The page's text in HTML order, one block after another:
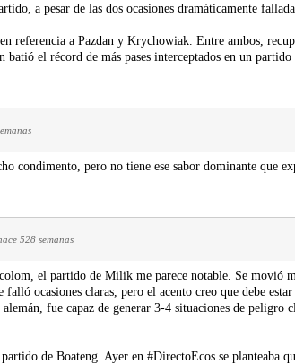
a pesar de las dos ocasiones dramáticamente
referencia a Pazdan y Krychowiak. Entre ambos,
batió el récord de más pases interceptados en un partido
condimento, pero no tiene ese sabor dominante que
528 semanas
el partido de Milik me parece notable. Se movió
falló ocasiones claras, pero el acento creo que debe
fue capaz de generar 3-4 situaciones de peligro
de Boateng. Ayer en #DirectoEcos se planteaba